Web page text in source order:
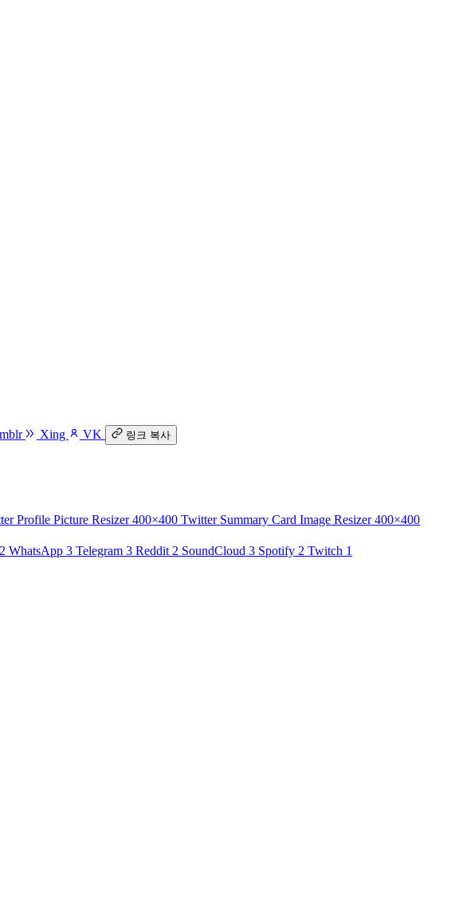
Xing VK 링크 복사
Profile Picture Resizer 400×400 Twitter Summary Card Image Resizer 400×400
2 WhatsApp 3 Telegram 3 Reddit 2 SoundCloud 3 Spotify 2 Twitch 1